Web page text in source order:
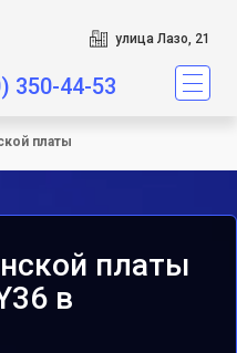
улица Лазо, 21
350-44-53
платы
платы
в